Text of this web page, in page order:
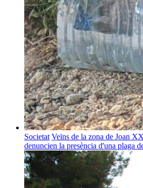
Societat Veïns de la zona de Joan
denuncien la presència d'una plaga